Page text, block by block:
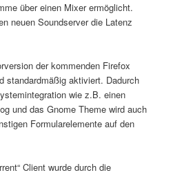
über einen Mixer ermöglicht.
neuen Soundserver die Latenz
der kommenden Firefox
standardmäßig aktiviert. Dadurch
wie z.B. einen
und das Gnome Theme wird auch
Formularelemente auf den
Client wurde durch die